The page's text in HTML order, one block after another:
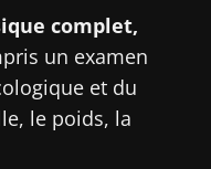
complet,
un examen
et du
le poids, la
!
de santé et
"HCP Magazine"